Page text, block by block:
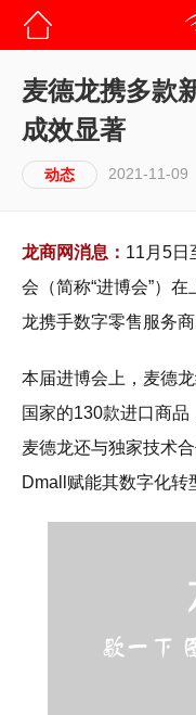
麦德龙携多款
成效显著
动态 2021-11-09
龙商网消息： 11月5日
会（简称“进博会”）
龙携手数字零售服务
本届进博会上，麦德
国家的130款进口商品
麦德龙还与独家技术
Dmall赋能其数字化转